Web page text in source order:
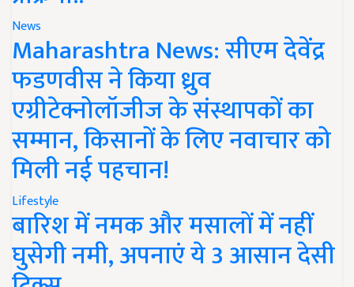
News
Maharashtra News: सीएम देवेंद्र
फडणवीस ने किया ध्रुव
एग्रीटेक्नोलॉजीज के संस्थापकों का
सम्मान, किसानों के लिए नवाचार को
मिली नई पहचान!
Lifestyle
बारिश में नमक और मसालों में नहीं
घुसेगी नमी, अपनाएं ये 3 आसान देसी